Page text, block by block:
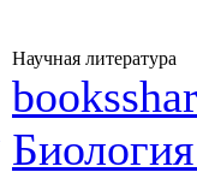
Научная литература